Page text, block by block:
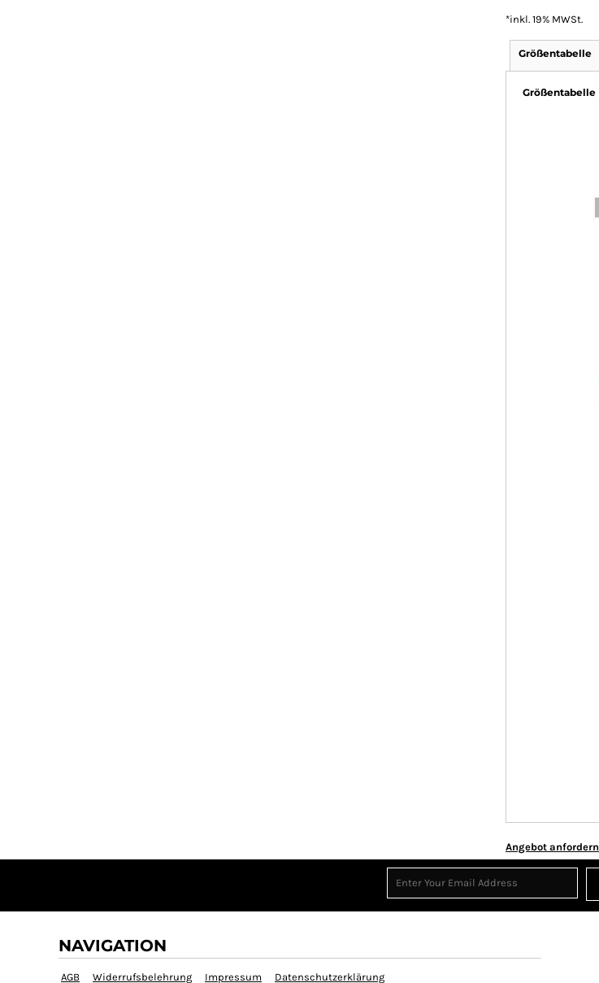
*inkl. 19% MWSt.
Größentabelle
Größentabelle
Angebot anfordern
NAVIGATION
AGB Widerrufsbelehrung Impressum Datenschutzerklärung